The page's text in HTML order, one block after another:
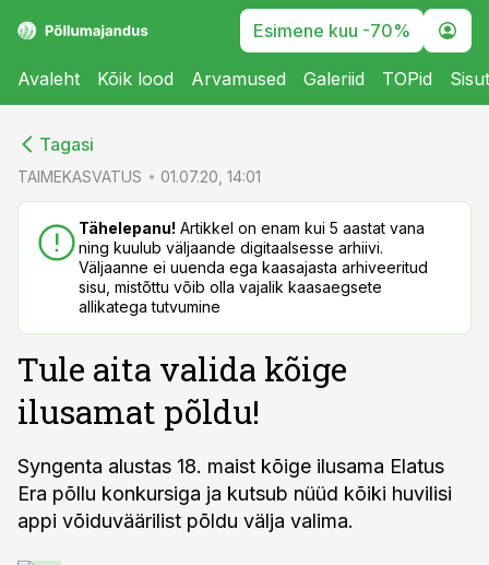
Esimene kuu -70%
Avaleht Kõik lood Arvamused Galeriid TOPid
Tagasi
TAIMEKASVATUS 01.07.20, 14:01
Tähelepanu! Artikkel on enam kui 5 aastat vana
ning kuulub väljaande digitaalsesse arhiivi.
Väljaanne ei uuenda ega kaasajasta arhiveeritud
sisu, mistõttu võib olla vajalik kaasaegsete
allikatega tutvumine
Tule aita valida kõige
ilusamat põldu!
Syngenta alustas 18. maist kõige ilusama Elatus
Era põllu konkursiga ja kutsub nüüd kõiki huvilisi
appi võiduväärilist põldu välja valima.